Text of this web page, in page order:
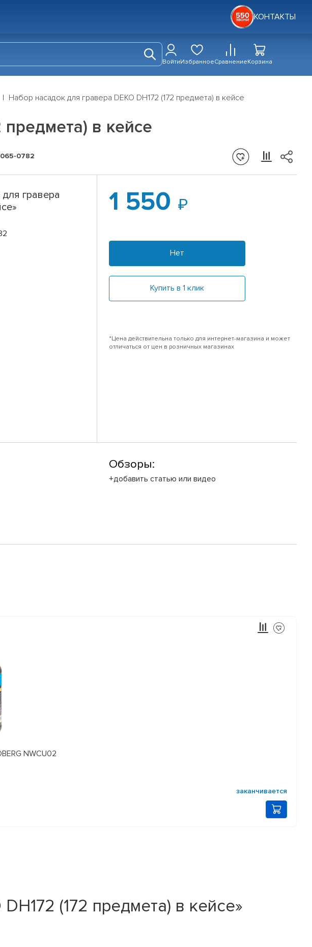
КОНТАКТЫ
ВойтиИзбранноеСравнениеКорзина
Набор насадок для гравера DEKO DH172 (172 предмета) в кейсе
предмета) в кейсе
065-0782
гравера
1 550
Нет
Купить в 1 клик
*Цена действительна только для интернет-магазина и может
отличаться от цен в розничных магазинах
Обзоры:
+добавить статью или видео
NWCU02
заканчивается
(172 предмета) в кейсе»